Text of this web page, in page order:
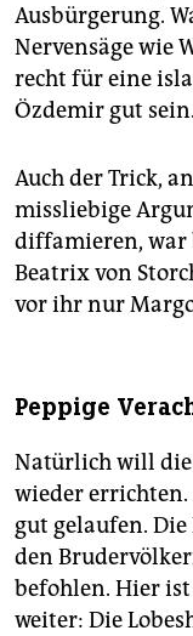
Ausbürgerung.
Nervensäge wie
recht für eine
Özdemir gut sein.
Auch der Trick,
missliebige
diffamieren, war
Beatrix von
vor ihr nur
Peppige
Natürlich will die
wieder
gut gelaufen.
den
befohlen. Hier
weiter: Die